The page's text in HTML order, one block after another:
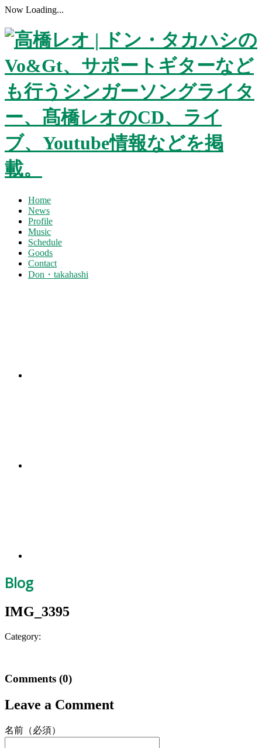
Now Loading...
Home
News
Profile
Music
Schedule
Goods
Contact
Don・takahashi
Blog
IMG_3395
Category:
Comments (0)
Leave a Comment
名前（必須）